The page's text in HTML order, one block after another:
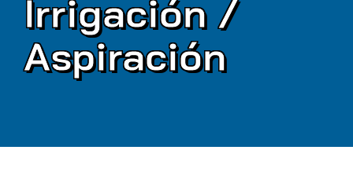
Irrigación /
Aspiración